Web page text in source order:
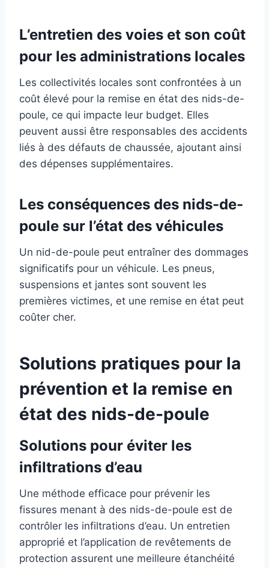
L’entretien des voies et son coût
pour les administrations locales
Les collectivités locales sont confrontées à un
coût élevé pour la remise en état des nids-de-
poule, ce qui impacte leur budget. Elles
peuvent aussi être responsables des accidents
liés à des défauts de chaussée, ajoutant ainsi
des dépenses supplémentaires.
Les conséquences des nids-de-
poule sur l’état des véhicules
Un nid-de-poule peut entraîner des dommages
significatifs pour un véhicule. Les pneus,
suspensions et jantes sont souvent les
premières victimes, et une remise en état peut
coûter cher.
Solutions pratiques pour la
prévention et la remise en
état des nids-de-poule
Solutions pour éviter les
infiltrations d’eau
Une méthode efficace pour prévenir les
fissures menant à des nids-de-poule est de
contrôler les infiltrations d’eau. Un entretien
approprié et l’application de revêtements de
protection assurent une meilleure étanchéité